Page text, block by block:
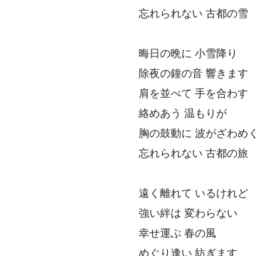
忘れられない 古都の雪
晦日の晩に 小雪降り
除夜の鐘の音 響きます
肩を並べて 手を合わす
絡めあう 温もりが
胸の鼓動に 波がざわめく
忘れられない 古都の旅
遠く離れて いるけれど
強い絆は 変わらない
幸せ運ぶ 春の風
めぐり逢い 紡ぎます